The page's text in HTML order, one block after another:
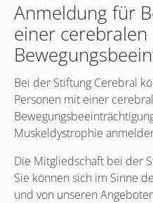
Anmeldung für
einer cerebralen
Bei der Stiftung Cerebral
Personen mit einer
Muskeldystrophie
Die Mitgliedschaft bei der
Sie können sich im Sinne
und von unseren